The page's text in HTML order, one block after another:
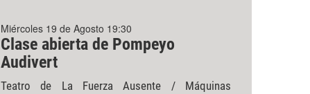
Miércoles 19 de Agosto 19:30
Clase abierta de Pompeyo
Audivert
Teatro de La Fuerza Ausente / Máquinas